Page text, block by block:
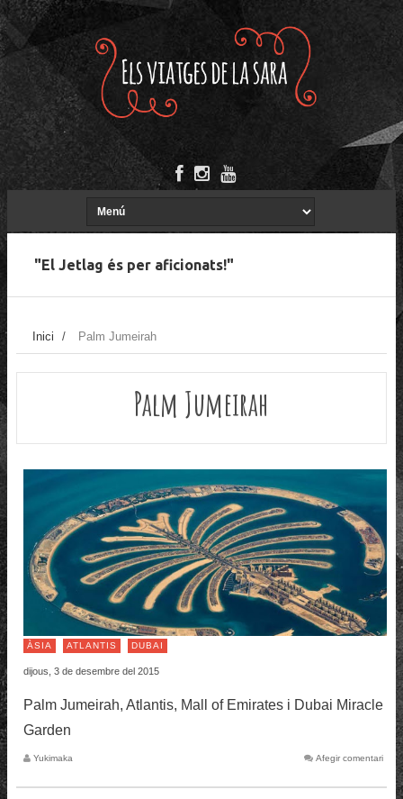
"El Jetlag és per aficionats!"
Inici / Palm Jumeirah
Palm Jumeirah
ÀSIA ATLANTIS DUBAI
dijous, 3 de desembre del 2015
Palm Jumeirah, Atlantis, Mall of Emirates i Dubai Miracle
Garden
Yukimaka Afegir comentari